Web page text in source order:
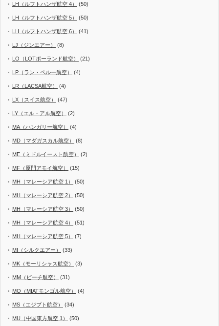
LH（ルフトハンザ航空 4） (50)
LH（ルフトハンザ航空 5） (50)
LH（ルフトハンザ航空 6） (41)
LJ（ジンエアー） (8)
LO（LOTポーランド航空） (21)
LP（ラン・ペルー航空） (4)
LR（LACSA航空） (4)
LX（スイス航空） (47)
LY（エル・アル航空） (2)
MA（ハンガリー航空） (4)
MD（マダガスカル航空） (8)
ME（ミドルイースト航空） (2)
MF（厦門アモイ航空） (15)
MH（マレーシア航空 1） (50)
MH（マレーシア航空 2） (50)
MH（マレーシア航空 3） (50)
MH（マレーシア航空 4） (51)
MH（マレーシア航空 5） (7)
MI（シルクエアー） (33)
MK（モーリシャス航空） (3)
MM（ピーチ航空） (31)
MO（MIATモンゴル航空） (4)
MS（エジプト航空） (34)
MU（中国東方航空 1） (50)